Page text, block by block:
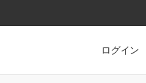
ログイン